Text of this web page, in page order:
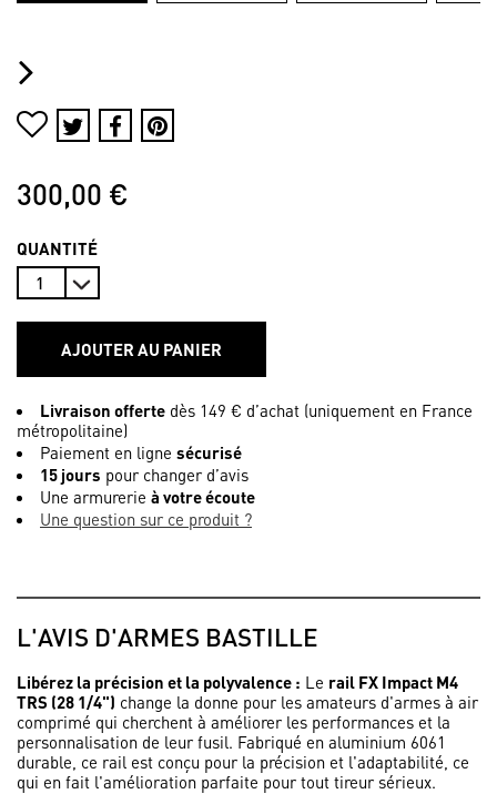
300,00 €
QUANTITÉ
AJOUTER AU PANIER
Livraison offerte dès 149 € d’achat (uniquement en France
métropolitaine)
Paiement en ligne sécurisé
15 jours pour changer d’avis
Une armurerie à votre écoute
Une question sur ce produit ?
L'AVIS D'ARMES BASTILLE
Libérez la précision et la polyvalence : Le rail FX Impact M4
TRS (28 1/4") change la donne pour les amateurs d'armes à air
comprimé qui cherchent à améliorer les performances et la
personnalisation de leur fusil. Fabriqué en aluminium 6061
durable, ce rail est conçu pour la précision et l'adaptabilité, ce
qui en fait l'amélioration parfaite pour tout tireur sérieux.